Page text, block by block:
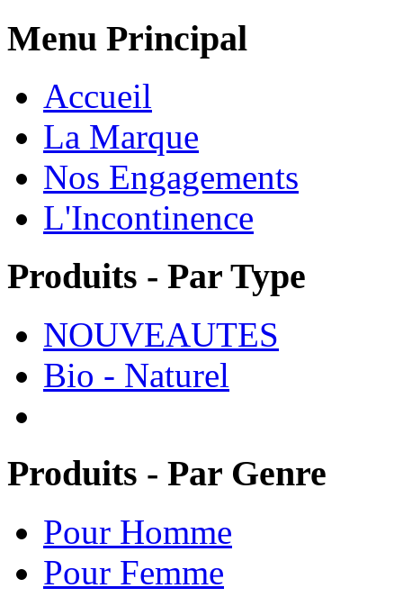
Menu Principal
Accueil
La Marque
Nos Engagements
L'Incontinence
Produits - Par Type
NOUVEAUTES
Bio - Naturel
Produits - Par Genre
Pour Homme
Pour Femme